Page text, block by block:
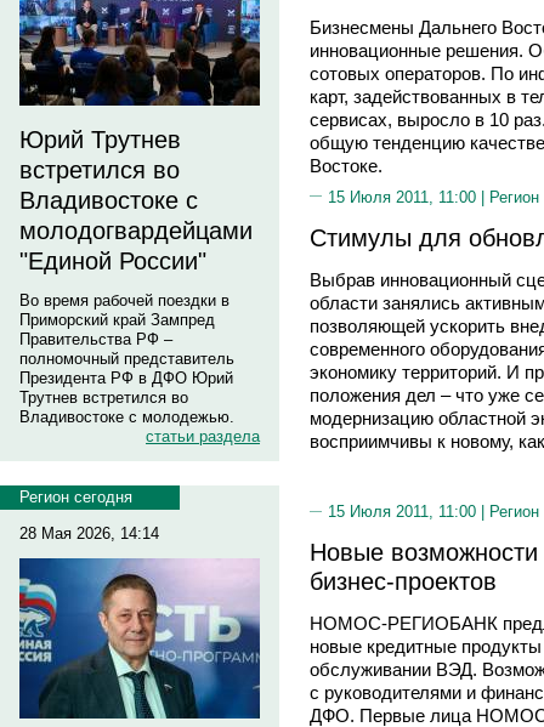
Юрий Трутнев
встретился во
Владивостоке с
молодогвардейцами
"Единой России"
Во время рабочей поездки в
Приморский край Зампред
Правительства РФ –
полномочный представитель
Президента РФ в ДФО Юрий
Трутнев встретился во
Владивостоке с молодежью.
статьи раздела
Регион сегодня
28 Мая 2026, 14:14
Бизнесмены Дальнего
инновационные решения.
сотовых операторов. По
карт, задействованных в
сервисах, выросло в 10
общую тенденцию
Востоке.
15 Июля 2011, 11:00 | Регион
Стимулы для
Выбрав инновационный
области занялись
позволяющей ускорить
современного
экономику территорий. И
положения дел – что уже
модернизацию областной
восприимчивы к новому,
15 Июля 2011, 11:00 |
Новые
бизнес-проектов
НОМОС-РЕГИОБАНК
новые кредитные
обслуживании ВЭД.
с руководителями и
ДФО. Первые лица